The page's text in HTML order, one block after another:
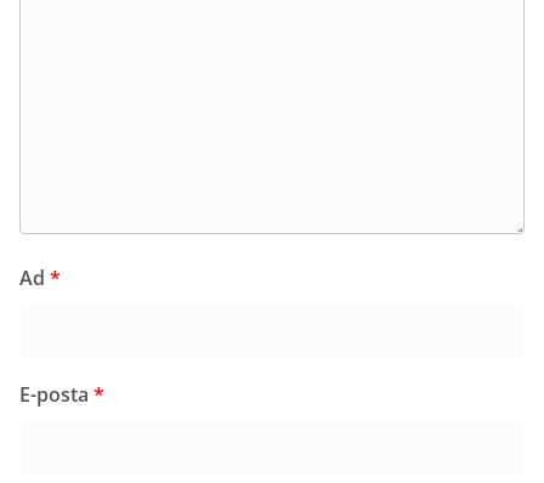
Ad *
E-posta *